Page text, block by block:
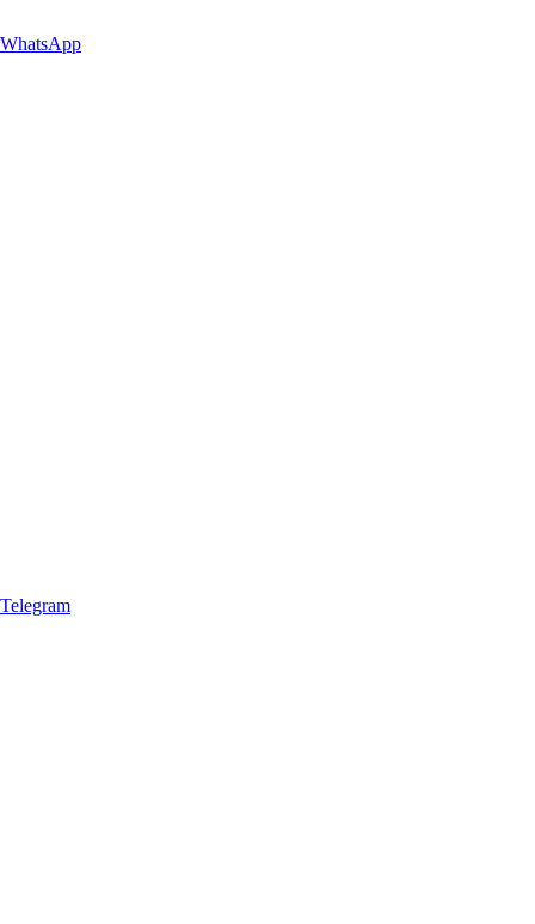
WhatsApp
Telegram